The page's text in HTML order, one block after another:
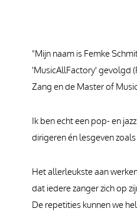
"Mijn naam is Femke
'MusicAllFactory' gevolgd
Zang en de Master of
Ik ben echt een pop- en
dirigeren én lesgeven
Het allerleukste aan
dat iedere zanger zich op
De repetities kunnen we